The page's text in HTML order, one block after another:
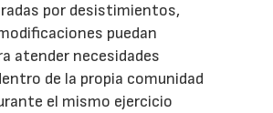
por desistimientos,
puedan
atender necesidades
de la propia comunidad
el mismo ejercicio